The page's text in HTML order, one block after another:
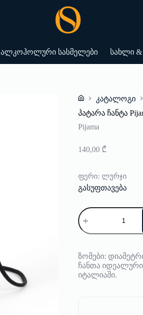
ალკოჰოლური სასმელები სახლი
Home
კატალოგი
პატარა ჩანტა
Pijama
140,00 ₾
ფერი: ლურჯი
გასუფთავება
რაოდენობა:
პატარა
ჩანტა
ზომები:
ჩანთა
იტალიაში.